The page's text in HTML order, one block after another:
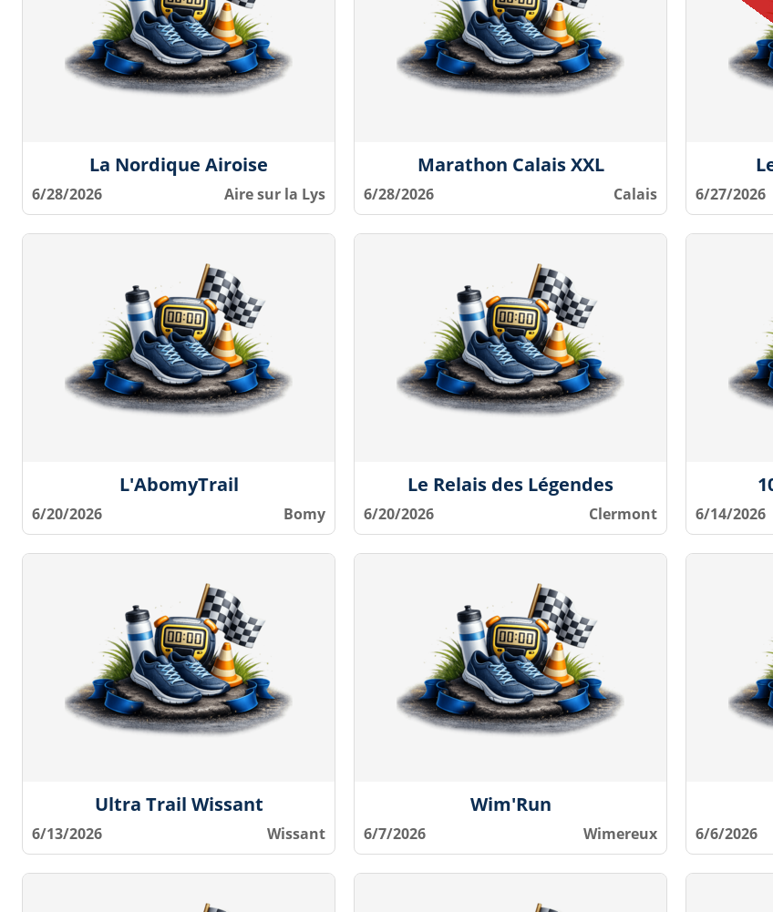
La Nordique Airoise
6/28/2026 Aire sur la Lys
Marathon Calais XXL
6/28/2026 Calais 6/27/2026
L'AbomyTrail
6/20/2026 Bomy
Le Relais des Légendes
6/20/2026 Clermont 6/14/2026
Ultra Trail Wissant
6/13/2026 Wissant
Wim'Run
6/7/2026 Wimereux 6/6/2026